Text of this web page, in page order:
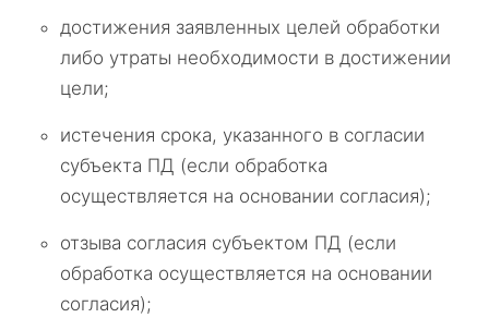
достижения заявленных целей обработки
либо утраты необходимости в достижении
цели;
истечения срока, указанного в согласии
субъекта ПД (если обработка
осуществляется на основании согласия);
отзыва согласия субъектом ПД (если
обработка осуществляется на основании
согласия);